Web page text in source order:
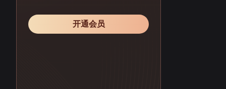
开通会员